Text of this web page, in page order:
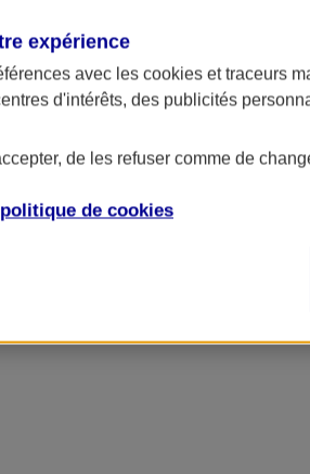
le menu principal
expérience
avec les cookies et traceurs
d'intérêts, des publicités
de les refuser comme de
de cookies